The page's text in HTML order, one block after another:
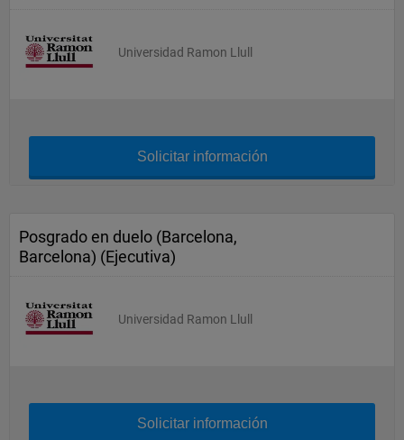
Universidad Ramon Llull
Solicitar información
Posgrado en duelo (Barcelona,
Barcelona) (Ejecutiva)
Universidad Ramon Llull
Solicitar información